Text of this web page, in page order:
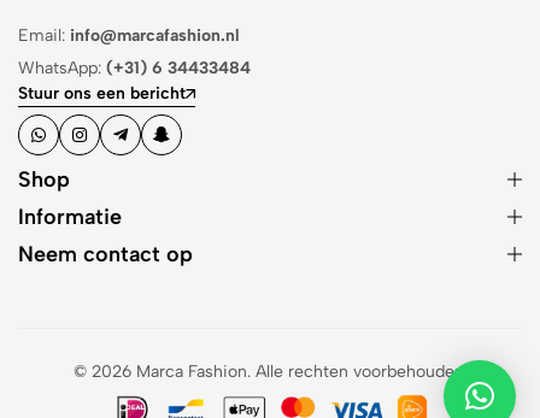
Email: info@marcafashion.nl
WhatsApp: (+31) 6 34433484
Stuur ons een bericht
Shop
Informatie
Neem contact op
© 2026 Marca Fashion. Alle rechten voorbehouden.